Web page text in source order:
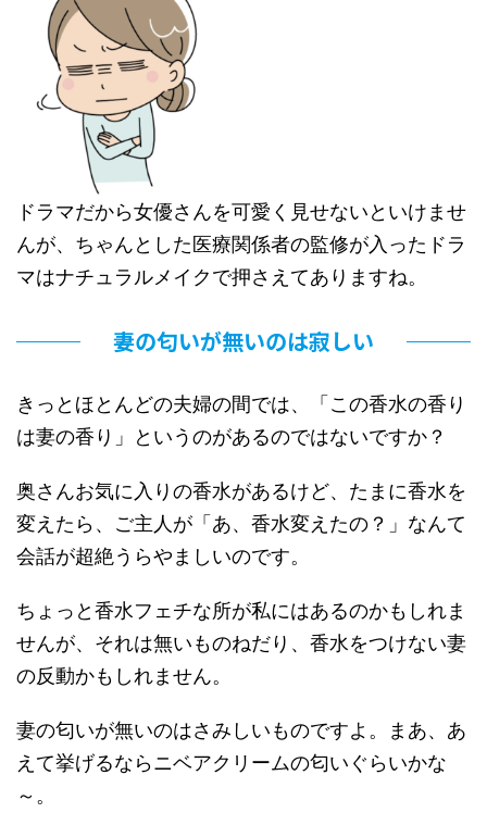
ドラマだから女優さんを可愛く見せないといけませ
んが、ちゃんとした医療関係者の監修が入ったドラ
マはナチュラルメイクで押さえてありますね。
妻の匂いが無いのは寂しい
きっとほとんどの夫婦の間では、「この香水の香り
は妻の香り」というのがあるのではないですか？
奥さんお気に入りの香水があるけど、たまに香水を
変えたら、ご主人が「あ、香水変えたの？」なんて
会話が超絶うらやましいのです。
ちょっと香水フェチな所が私にはあるのかもしれま
せんが、それは無いものねだり、香水をつけない妻
の反動かもしれません。
妻の匂いが無いのはさみしいものですよ。まあ、あ
えて挙げるならニベアクリームの匂いぐらいかな
～。